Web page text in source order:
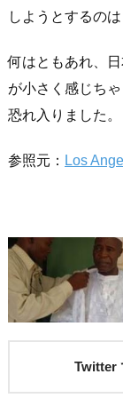
しようとするの
何はともあれ、
が小さく感じち
恐れ入りました。
参照元： Los
Twitter